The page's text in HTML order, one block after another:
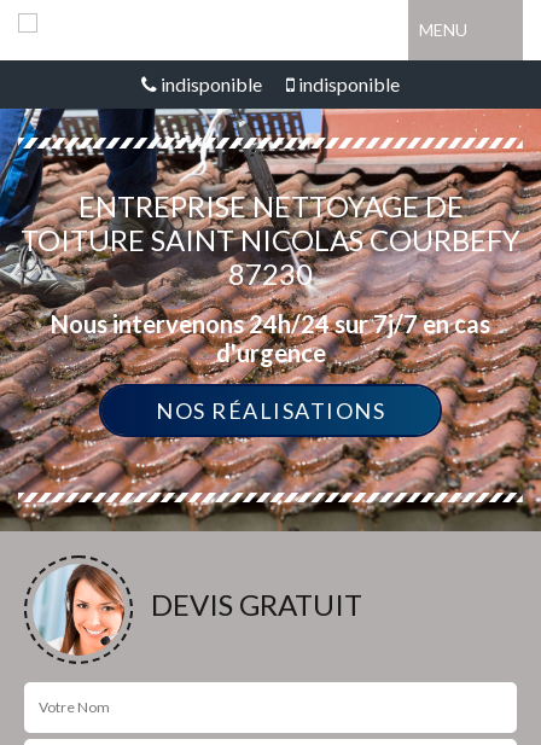
MENU
indisponible indisponible
ENTREPRISE NETTOYAGE DE
TOITURE SAINT NICOLAS COURBEFY
87230
Nous intervenons 24h/24 sur 7j/7 en cas
d'urgence
NOS RÉALISATIONS
DEVIS GRATUIT